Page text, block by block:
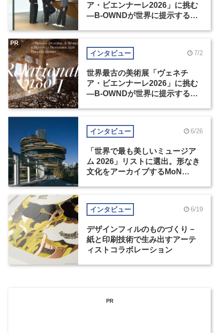
ア・ビエンナーレ2026」に挑む
―B-OWNDが世界に提示する美
インタビュー 7/2
世界最古の美術展「ヴェネチ
ア・ビエンナーレ2026」に挑む
―B-OWNDが世界に提示する美
PR
インタビュー 6/26
「世界で最も美しいミュージア
ム 2026」リストに選出。形なき
文化をアーカイブするMoN
インタビュー 6/19
デザインフィルのものづくり－
紙と印刷技術で生み出すアーテ
ィストコラボレーション
PR